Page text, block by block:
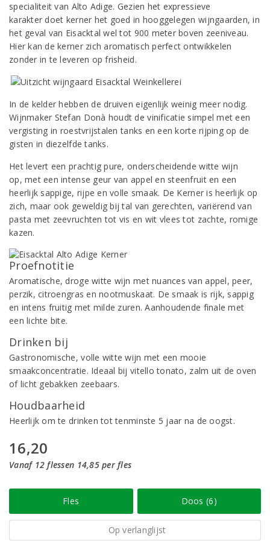
specialiteit van Alto Adige. Gezien het expressieve
karakter doet kerner het goed in hooggelegen wijngaarden, in
het geval van Eisacktal wel tot 900 meter boven zeeniveau.
Hier kan de kerner zich aromatisch perfect ontwikkelen
zonder in te leveren op frisheid.
In de kelder hebben de druiven eigenlijk weinig meer nodig.
Wijnmaker Stefan Donà houdt de vinificatie simpel met een
vergisting in roestvrijstalen tanks en een korte rijping op de
gisten in diezelfde tanks.
Het levert een prachtig pure, onderscheidende witte wijn
op, met een intense geur van appel en steenfruit en een
heerlijk sappige, rijpe en volle smaak. De Kerner is heerlijk op
zich, maar ook geweldig bij tal van gerechten, variërend van
pasta met zeevruchten tot vis en wit vlees tot zachte, romige
kazen.
Proefnotitie
Aromatische, droge witte wijn met nuances van appel, peer,
perzik, citroengras en nootmuskaat. De smaak is rijk, sappig
en intens fruitig met milde zuren. Aanhoudende finale met
een lichte bite.
Drinken bij
Gastronomische, volle witte wijn met een mooie
smaakconcentratie. Ideaal bij vitello tonato, zalm uit de oven
of licht gebakken zeebaars.
Houdbaarheid
Heerlijk om te drinken tot tenminste 5 jaar na de oogst.
16,20
Vanaf 12 flessen 14,85 per fles
Fles Doos (6)
Op verlanglijst